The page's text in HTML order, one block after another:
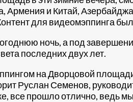
Армения и Китай,
для видеомэппинга
ночь, а под
последних двух лет.
на Дворцовой
Руслан Семенов,
все прошло отлично, ведь